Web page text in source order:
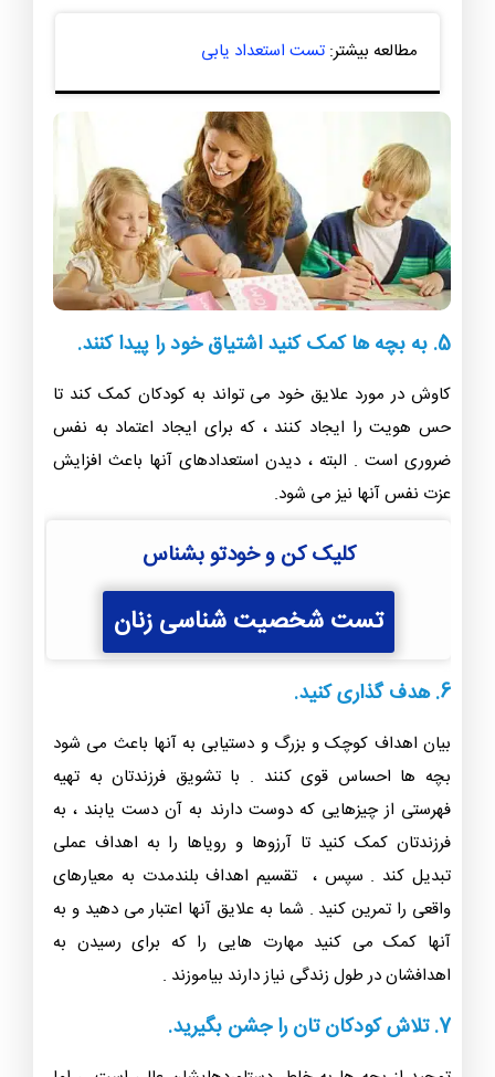
مطالعه بیشتر: تست استعداد یابی
5. به بچه ها کمک کنید اشتیاق خود را پیدا کنند.
کاوش در مورد علایق خود می تواند به کودکان کمک کند تا
حس هویت را ایجاد کنند ، که برای ایجاد اعتماد به نفس
ضروری است . البته ، دیدن استعدادهای آنها باعث افزایش
عزت نفس آنها نیز می شود.
کلیک کن و خودتو بشناس
تست شخصیت شناسی زنان
6. هدف گذاری کنید.
بیان اهداف کوچک و بزرگ و دستیابی به آنها باعث می شود
بچه ها احساس قوی کنند . با تشویق فرزندتان به تهیه
فهرستی از چیزهایی که دوست دارند به آن دست یابند ، به
فرزندتان کمک کنید تا آرزوها و رویاها را به اهداف عملی
تبدیل کند . سپس ، تقسیم اهداف بلندمدت به معیارهای
واقعی را تمرین کنید . شما به علایق آنها اعتبار می دهید و به
آنها کمک می کنید مهارت هایی را که برای رسیدن به
اهدافشان در طول زندگی نیاز دارند بیاموزند .
7. تلاش کودکان تان را جشن بگیرید.